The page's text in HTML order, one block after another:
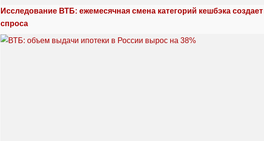
Исследование ВТБ: ежемесячная смена категорий кешбэка
спроса